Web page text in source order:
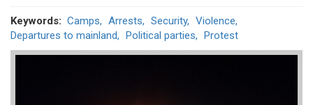
Keywords Camps Arrests Security
Violence
Departures to mainland
Political parties Protest